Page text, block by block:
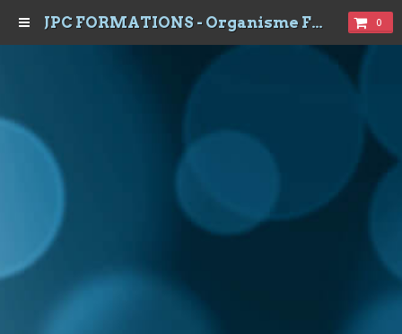
JPC FORMATIONS - Organisme Formations à Dijon 0